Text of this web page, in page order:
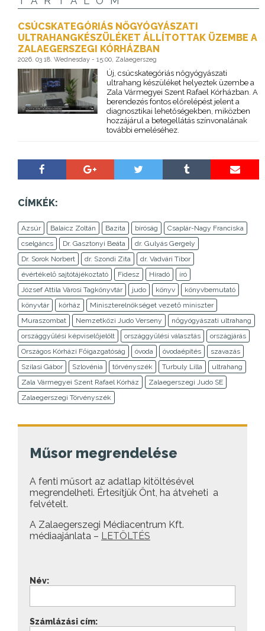
CSÚCSKATEGÓRIÁS NŐGYÓGYÁSZATI
ULTRAHANGKÉSZÜLÉKET ÁLLÍTOTTAK ÜZEMBE A
ZALAEGERSZEGI KÓRHÁZBAN
2026. 03 18. Wednesday - 15:00, Zalaegerszeg
Új, csúcskategóriás nőgyógyászati
ultrahang készüléket helyeztek üzembe a
Zala Vármegyei Szent Rafael Kórházban. A
berendezés fontos előrelépést jelent a
diagnosztikai lehetőségekben, miközben
hozzájárul a betegellátás színvonalának
további emeléséhez.
CÍMKÉK:
Azsúr Balaicz Zoltán Bazita bíróság
Csaplár-Nagy Franciska
cselgáncs
Dr. Gasztonyi Beáta
dr. Gulyás Gergely
Dr. Sorok Norbert
dr. Szondi Zita
dr. Vadvári Tibor
évértékelő sajtótájékoztató
Fidesz Híradó
író
József Attila Városi Tagkönyvtár
judo könyv
könyvbemutató
könyvtár
kórház
Miniszterelnökséget vezető miniszter
Muraszombat
Nemzetközi Judo Verseny
nőgyógyászati ultrahang
országgyűlési képviselőjelölt
országgyűlési választás
országjárás
Országos Kórházi Főigazgatóság
óvoda óvodaépítés
szavazás
Szilasi Gábor
Szlovénia törvényszék Turbuly Lilla
ultrahang
Zala Vármegyei Szent Rafael Kórház
Zalaegerszegi Judo SE
Zalaegerszegi Törvényszék
Műsor megrendelése
A fenti műsort az adatlap kitöltésével
megrendelheti. Értesítjük Önt, ha átveheti a
felvételt.
A Zalaegerszegi Médiacentrum Kft.
médiaajánlata – LETÖLTÉS
Név:
Számlázási cím: